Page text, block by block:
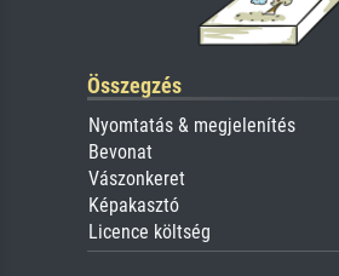
Összegzés
Nyomtatás & megjelenítés
Bevonat
Vászonkeret
Képakasztó
Licence költség